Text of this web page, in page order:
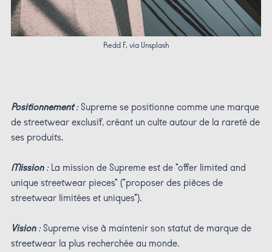
Redd F, via Unsplash
Positionnement:Supreme se positionne comme une marque
de streetwear exclusif, créant un culte autour de la rareté de
ses produits.
Mission :La mission de Supreme est de "offer limited and
unique streetwear pieces" ("proposer des pièces de
streetwear limitées et uniques").
Vision:Supreme vise à maintenir son statut de marque de
streetwear la plus recherchée au monde.